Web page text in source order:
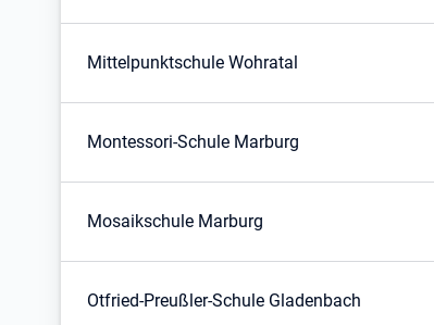
Mittelpunktschule Wohratal
Montessori-Schule Marburg
Mosaikschule Marburg
Otfried-Preußler-Schule Gladenbach